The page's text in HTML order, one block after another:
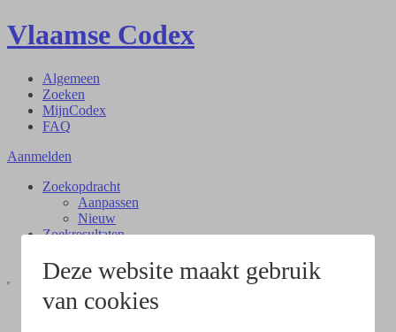
Deze website maakt gebruik
van cookies
Vlaamse Codex
Algemeen
Zoeken
MijnCodex
FAQ
Aanmelden
Zoekopdracht
Aanpassen
Nieuw
Zoekresultaten